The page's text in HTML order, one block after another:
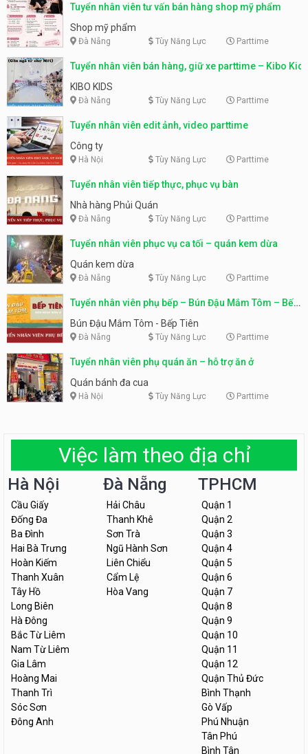
Tuyển nhân viên tư vấn bán hàng shop mỹ phẩm
Shop mỹ phẩm
Đà Nẵng Tùy Năng Lực Parttime
Tuyển nhân viên bán hàng, giữ xe parttime – Kibo Kid
KIBO KIDS
Đà Nẵng Tùy Năng Lực Parttime
Tuyển nhân viên edit ảnh, video parttime
Công ty
Hà Nội Tùy Năng Lực Parttime
Tuyển nhân viên tiếp thực, phục vụ bàn
Nhà hàng Phủi Quán
Đà Nẵng Tùy Năng Lực Parttime
Tuyển nhân viên phục vụ ca tối – quán kem dừa
Quán kem dừa
Đà Nẵng Tùy Năng Lực Parttime
Tuyển nhân viên phụ bếp – Bún Đậu Mắm Tôm – Bếp
Tiên
Bún Đậu Mắm Tôm - Bếp Tiên
Đà Nẵng Tùy Năng Lực Parttime
Tuyển nhân viên phụ quán ăn – hỗ trợ ăn ở
Quán bánh đa cua
Hà Nội Tùy Năng Lực Parttime
Việc làm theo địa chỉ
Hà Nội
Cầu Giấy
Đống Đa
Ba Đình
Hai Bà Trưng
Hoàn Kiếm
Thanh Xuân
Tây Hồ
Long Biên
Hà Đông
Bắc Từ Liêm
Nam Từ Liêm
Gia Lâm
Hoàng Mai
Thanh Trì
Sóc Sơn
Đông Anh
Đà Nẵng
Hải Châu
Thanh Khê
Sơn Trà
Ngũ Hành Sơn
Liên Chiểu
Cẩm Lệ
Hòa Vang
TPHCM
Quận 1
Quận 2
Quận 3
Quận 4
Quận 5
Quận 6
Quận 7
Quận 8
Quận 9
Quận 10
Quận 11
Quận 12
Quận Thủ Đức
Bình Thạnh
Gò Vấp
Phú Nhuận
Tân Phú
Bình Tân